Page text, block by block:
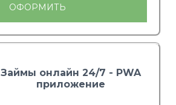
ОФОРМИТЬ
Займы онлайн 24/7 - PWA
приложение